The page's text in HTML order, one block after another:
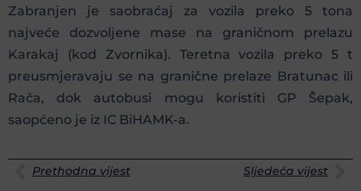
Zabranjen je saobraćaj za vozila preko 5 tona
najveće dozvoljene mase na graničnom prelazu
Karakaj (kod Zvornika). Teretna vozila preko 5 t
preusmjeravaju se na granične prelaze Bratunac ili
Rača, dok autobusi mogu koristiti GP Šepak,
saopćeno je iz IC BiHAMK-a.
Prethodna vijest Sljedeća vijest